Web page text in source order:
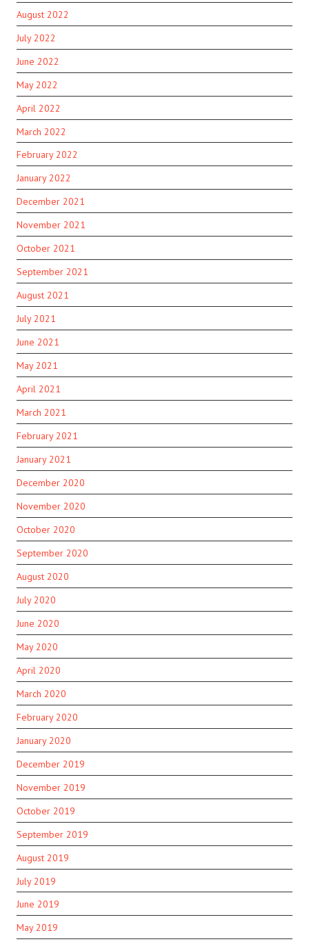
August 2022
July 2022
June 2022
May 2022
April 2022
March 2022
February 2022
January 2022
December 2021
November 2021
October 2021
September 2021
August 2021
July 2021
June 2021
May 2021
April 2021
March 2021
February 2021
January 2021
December 2020
November 2020
October 2020
September 2020
August 2020
July 2020
June 2020
May 2020
April 2020
March 2020
February 2020
January 2020
December 2019
November 2019
October 2019
September 2019
August 2019
July 2019
June 2019
May 2019